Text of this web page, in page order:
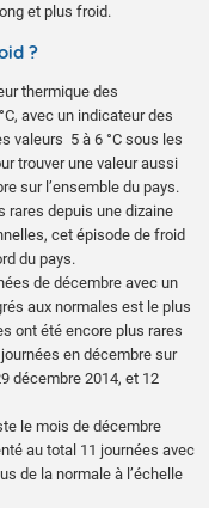
et plus froid.
?
thermique des
avec un indicateur des
valeurs 5 à 6 °C sous les
trouver une valeur aussi
sur l’ensemble du pays.
rares depuis une dizaine
cet épisode de froid
du pays.
de décembre avec un
aux normales est le plus
ont été encore plus rares
en décembre sur
décembre 2014, et 12
le mois de décembre
au total 11 journées avec
de la normale à l’échelle